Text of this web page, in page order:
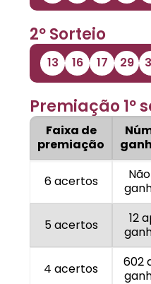
2º Sorteio
13 16 17 29
Premiação 1º
Faixa de
premiação
6 acertos
5 acertos
12
4 acertos
602